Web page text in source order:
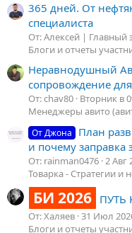
365 дней. От
специалиста
От: Алексей | Главный
Блоги и отчеты
Неравнодушный
сопровождение
От: chav80 Вторник в
Менеджеры авито
От Джона
План
и почему заправка
От: rainman0476 2 Авг
Товарка - Стратегии
БИ 2026 ПУТЬ
От: Халяев 31 Июл
Блоги и отчеты